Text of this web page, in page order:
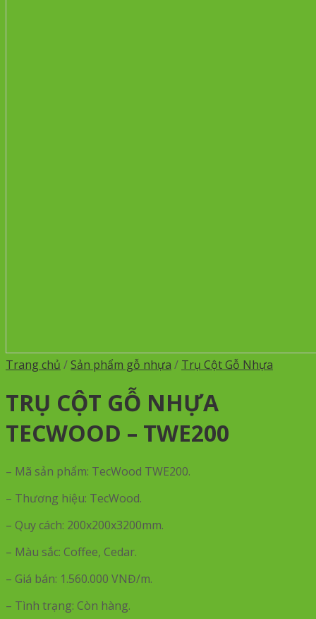
Trang chủ /Sản phẩm gỗ nhựa / Trụ Cột Gỗ Nhựa
TRỤ CỘT GỖ NHỰA
TECWOOD – TWE200
– Mã sản phẩm: TecWood TWE200.
– Thương hiệu: TecWood.
– Quy cách: 200x200x3200mm.
– Màu sắc: Coffee, Cedar.
– Giá bán: 1.560.000 VNĐ/m.
– Tình trạng: Còn hàng.